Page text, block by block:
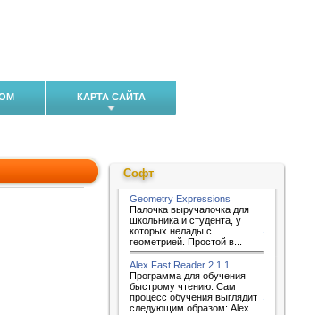
КАРТА САЙТА
Софт
Geometry Expressions
Палочка выручалочка для
школьника и студента, у
которых нелады с
геометрией. Простой в...
Alex Fast Reader 2.1.1
Программа для обучения
быстрому чтению. Сам
процесс обучения выглядит
следующим образом: Alex...